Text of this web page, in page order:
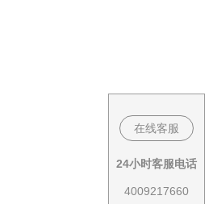
在线客服
24小时客服电话
4009217660